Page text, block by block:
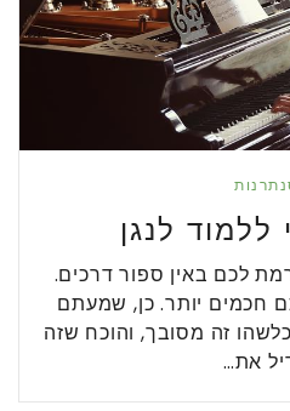
לנגן
לכם באין ספור דרכים.
חכמים יותר. כן, שמעתם
כלשהו זה מסובך, והוכח שזה
את…